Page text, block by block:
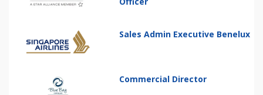
Sales Admin Executive Benelux
Commercial Director